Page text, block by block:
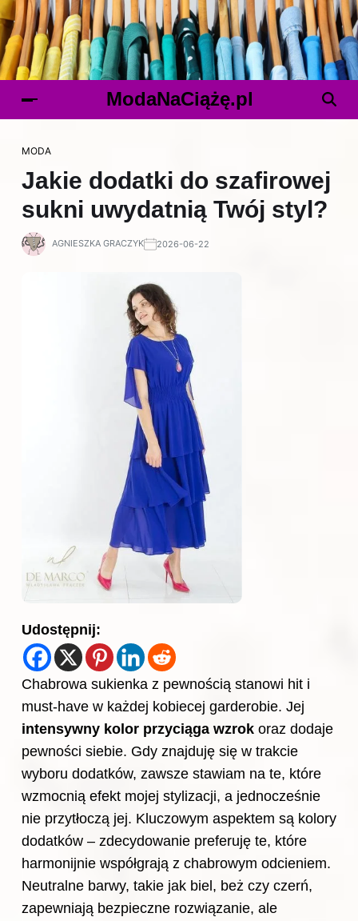
ModaNaCiążę.pl
MODA
Jakie dodatki do szafirowej
sukni uwydatnią Twój styl?
AGNIESZKA GRACZYK 2026-06-22
Udostępnij:
Chabrowa sukienka z pewnością stanowi hit i
must-have w każdej kobiecej garderobie. Jej
intensywny kolor przyciąga wzrok oraz dodaje
pewności siebie. Gdy znajduję się w trakcie
wyboru dodatków, zawsze stawiam na te, które
wzmocnią efekt mojej stylizacji, a jednocześnie
nie przytłoczą jej. Kluczowym aspektem są kolory
dodatków – zdecydowanie preferuję te, które
harmonijnie współgrają z chabrowym odcieniem.
Neutralne barwy, takie jak biel, beż czy czerń,
zapewniają bezpieczne rozwiązanie, ale